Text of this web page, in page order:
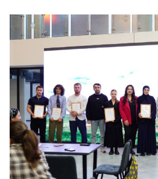
5343989947288981487.jpg